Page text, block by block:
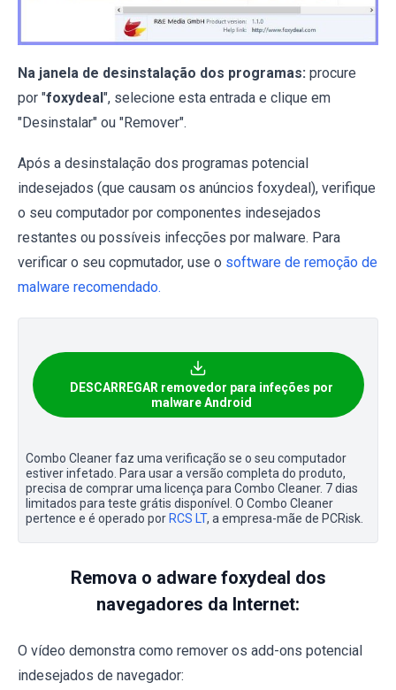
Na janela de desinstalação dos programas: procure
por "foxydeal ", selecione esta entrada e clique em
"Desinstalar" ou "Remover".
Após a desinstalação dos programas potencial
indesejados (que causam os anúncios foxydeal), verifique
o seu computador por componentes indesejados
restantes ou possíveis infecções por malware. Para
verificar o seu copmutador, use o software de remoção de
malware recomendado.
DESCARREGAR removedor para infeções por
malware Android
Combo Cleaner faz uma verificação se o seu computador
estiver infetado. Para usar a versão completa do produto,
precisa de comprar uma licença para Combo Cleaner. 7 dias
limitados para teste grátis disponível. O Combo Cleaner
pertence e é operado por RCS LT, a empresa-mãe de PCRisk.
Remova o adware foxydeal dos
navegadores da Internet:
O vídeo demonstra como remover os add-ons potencial
indesejados de navegador: